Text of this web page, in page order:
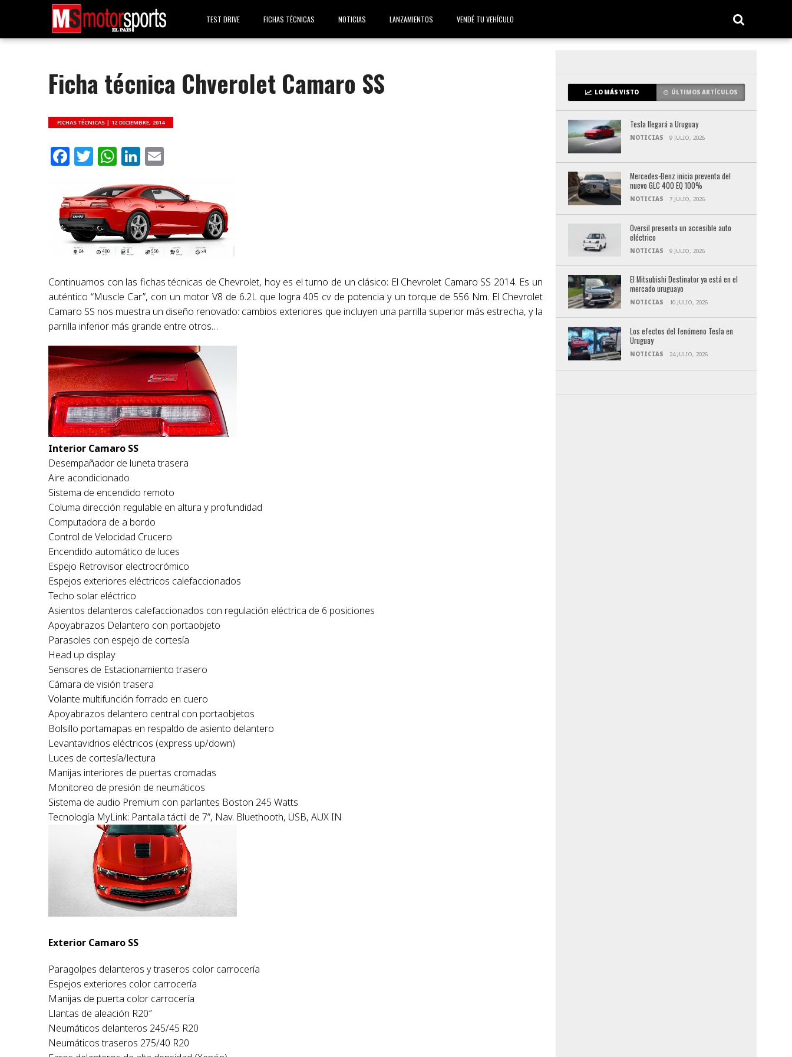
TEST DRIVE FICHAS TÉCNICAS NOTICIAS LANZAMIENTOS VENDÉ TU VEHÍCULO
Ficha técnica Chverolet Camaro SS
FICHAS TÉCNICAS | 12 DICIEMBRE, 2014
Facebook
Twitter
WhatsApp
LinkedIn
Continuamos con las fichas técnicas de Chevrolet, hoy es el turno de un clásico: El Chevrolet Camaro SS 2014. Es un
auténtico “Muscle Car”, con un motor V8 de 6.2L que logra 405 cv de potencia y un torque de 556 Nm. El Chevrolet
Camaro SS nos muestra un diseño renovado: cambios exteriores que incluyen una parrilla superior más estrecha, y la
parrilla inferior más grande entre otros…
Interior Camaro SS
Desempañador de luneta trasera
Aire acondicionado
Sistema de encendido remoto
Columa dirección regulable en altura y profundidad
Computadora de a bordo
Control de Velocidad Crucero
Encendido automático de luces
Espejo Retrovisor electrocrómico
Espejos exteriores eléctricos calefaccionados
Techo solar eléctrico
Asientos delanteros calefaccionados con regulación eléctrica de 6 posiciones
Apoyabrazos Delantero con portaobjeto
Parasoles con espejo de cortesía
Head up display
Sensores de Estacionamiento trasero
Cámara de visión trasera
Volante multifunción forrado en cuero
Apoyabrazos delantero central con portaobjetos
Bolsillo portamapas en respaldo de asiento delantero
Levantavidrios eléctricos (express up/down)
Luces de cortesía/lectura
Manijas interiores de puertas cromadas
Monitoreo de presión de neumáticos
Sistema de audio Premium con parlantes Boston 245 Watts
Tecnología MyLink: Pantalla táctil de 7”, Nav. Bluethooth, USB, AUX IN
Exterior Camaro SS
Paragolpes delanteros y traseros color carrocería
Espejos exteriores color carrocería
Manijas de puerta color carrocería
Llantas de aleación R20″
Neumáticos delanteros 245/45 R20
Neumáticos traseros 275/40 R20
LO MÁS VISTO ÚLTIMOS ARTÍCULOS
Tesla llegará a Uruguay
NOTICIAS 9 JULIO, 2026
Mercedes-Benz inicia preventa del
nuevo GLC 400 EQ 100%
NOTICIAS 7 JULIO, 2026
Oversil presenta un accesible auto
eléctrico
NOTICIAS 9 JULIO, 2026
El Mitsubishi Destinator ya está en el
mercado uruguayo
NOTICIAS 10 JULIO, 2026
Los efectos del fenómeno Tesla en
Uruguay
NOTICIAS 24 JULIO, 2026